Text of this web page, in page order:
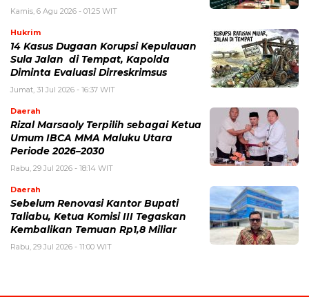
Kamis, 6 Agu 2026 - 01:25 WIT
Hukrim
14 Kasus Dugaan Korupsi Kepulauan
Sula Jalan di Tempat, Kapolda
Diminta Evaluasi Dirreskrimsus
Jumat, 31 Jul 2026 - 16:37 WIT
Daerah
Rizal Marsaoly Terpilih sebagai Ketua
Umum IBCA MMA Maluku Utara
Periode 2026–2030
Rabu, 29 Jul 2026 - 18:14 WIT
Daerah
Sebelum Renovasi Kantor Bupati
Taliabu, Ketua Komisi III Tegaskan
Kembalikan Temuan Rp1,8 Miliar
Rabu, 29 Jul 2026 - 11:00 WIT